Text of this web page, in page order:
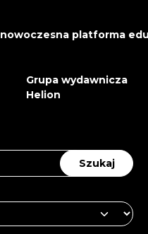
nowoczesna platforma
Grupa wydawnicza
Helion
Szukaj